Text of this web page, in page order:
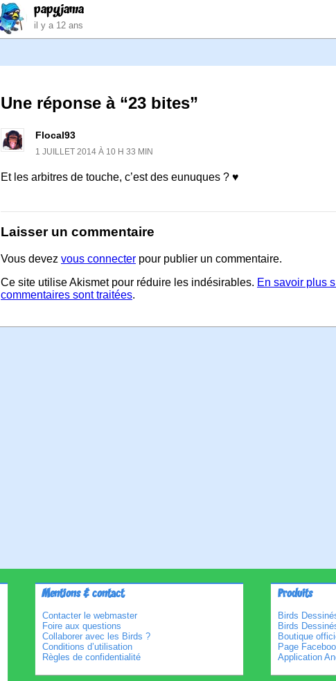
papyjama
il y a 12 ans
Une réponse à “23 bites”
Flocal93
1 JUILLET 2014 À 10 H 33 MIN
Et les arbitres de touche, c’est des eunuques ? ♥
Laisser un commentaire
Vous devez vous connecter pour publier un commentaire.
Ce site utilise Akismet pour réduire les indésirables. En savoir plus
commentaires sont traitées.
Mentions & contact
Contacter le webmaster
Foire aux questions
Collaborer avec les Birds ?
Conditions d’utilisation
Règles de confidentialité
Produits
Birds
Birds
Boutique
Page
Application